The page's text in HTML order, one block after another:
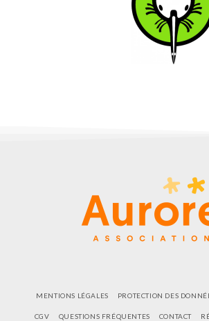
MENTIONS LÉGALES PROTECTION DES
CGV QUESTIONS FRÉQUENTES CONTACT